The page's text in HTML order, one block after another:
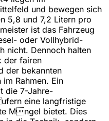
und bewegen sich
5,8 und 7,2 Litern pro
ist das Fahrzeug
oder Vollhybrid-
nicht. Dennoch halten
der fairen
der bekannten
Rahmen. Ein
die 7-Jahre-
eine langfristige
Mngel bietet. Dies